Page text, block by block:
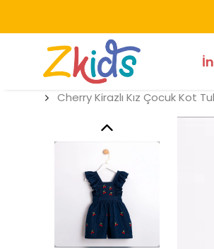
Cherry Kirazlı Kız Çocuk Kot